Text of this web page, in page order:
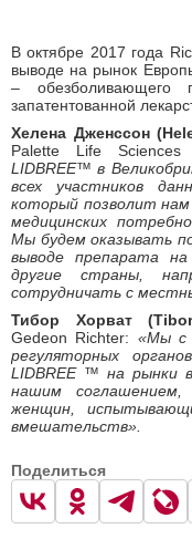
В октябре 2017 года
выводе на рынок
– обезболивающего
запатентованной
Хелена Дженссон
Palette Life Sciences
LIDBREE™ в
всех участников
который позволит
медицинских
Мы будем оказывать
выводе препарата
другие страны,
сотрудничать с
Тибор Хорват
Gedeon Richter: «Мы с
регуляторных
LIDBREE ™ на рынки
нашим
женщин,
вмешательств».
Поделиться